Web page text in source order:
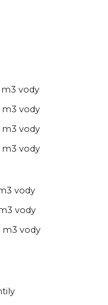
m3 vody
m3 vody
m3 vody
m3 vody
vody
vody
m3 vody